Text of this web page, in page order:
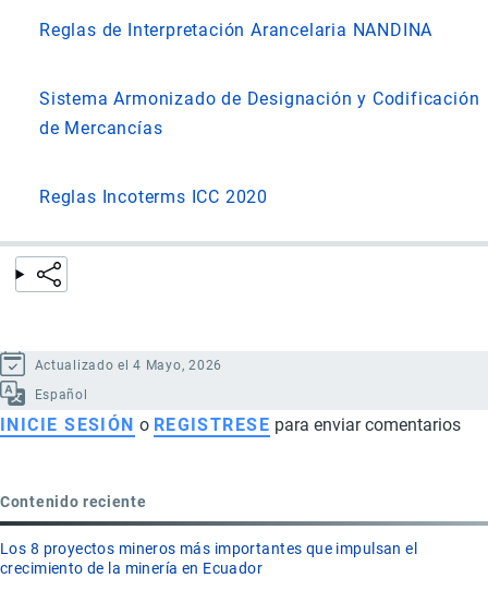
Reglas de Interpretación Arancelaria NANDINA
Sistema Armonizado de Designación y Codificación
de Mercancías
Reglas Incoterms ICC 2020
Actualizado el 4 Mayo, 2026
Español
INICIE SESIÓN o REGISTRESE para enviar comentarios
Contenido reciente
Los 8 proyectos mineros más importantes que impulsan el
crecimiento de la minería en Ecuador